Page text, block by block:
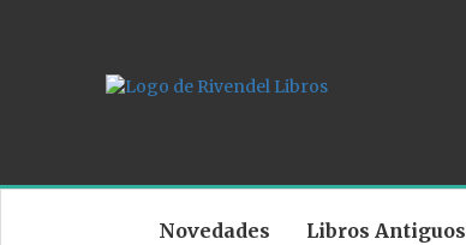
Novedades Libros Antiguos